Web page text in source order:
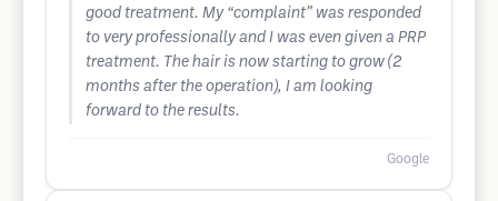
good treatment. My “complaint” was responded
to very professionally and I was even given a PRP
treatment. The hair is now starting to grow (2
months after the operation), I am looking
forward to the results.
Google